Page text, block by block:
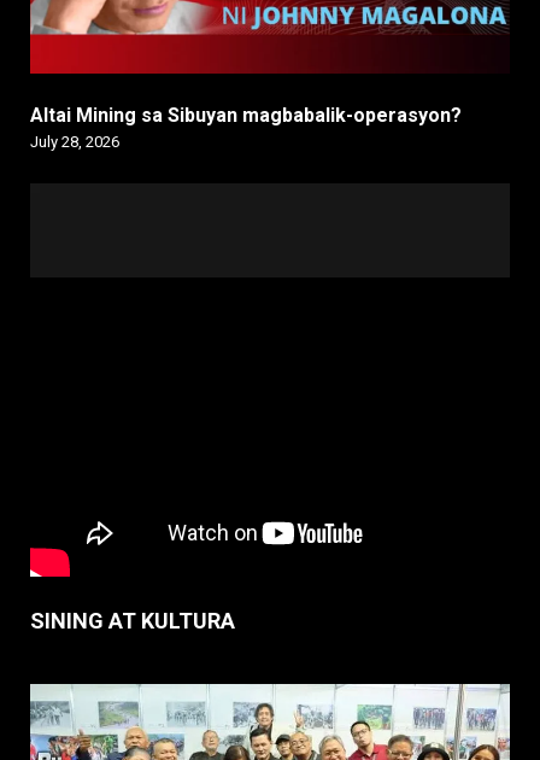
Altai Mining sa Sibuyan magbabalik-operasyon?
July 28, 2026
SINING AT KULTURA